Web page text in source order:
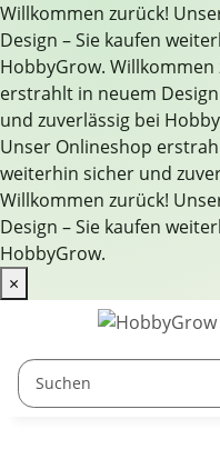
Willkommen zurück!
Design – Sie kaufen
HobbyGrow. Willkommen
erstrahlt in neuem
und zuverlässig bei
Unser Onlineshop
weiterhin sicher und
Willkommen zurück!
Design – Sie kaufen
HobbyGrow.
×